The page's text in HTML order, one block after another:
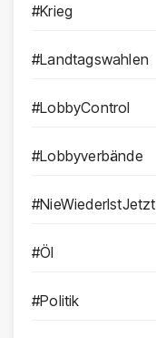
#Krieg
#Landtagswahlen
#LobbyControl
#Lobbyverbände
#NieWiederIstJetzt
#Öl
#Politik